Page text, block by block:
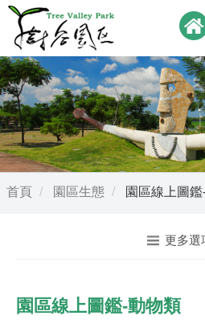
首頁 園區生態 園區線上圖
更多選
園區線上圖鑑-動物類